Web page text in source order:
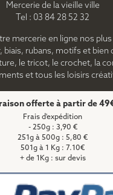
Mercerie de la vieille ville
Tel : 03 84 28 52 32
mercerie en ligne nos
biais, rubans, motifs et bien
le tricot, le crochet, la
et tous les loisirs
offerte à partir de
Frais d'expédition
- 250g : 3,90 €
251g à 500g : 5,80 €
501g à 1 Kg : 7.10€
+ de 1Kg : sur devis